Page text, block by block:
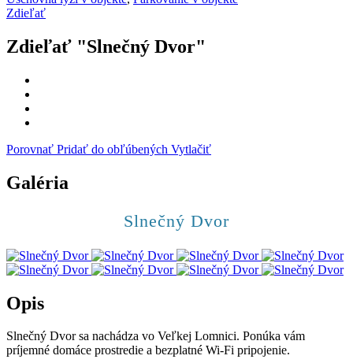
Zdieľať
Zdieľať "Slnečný Dvor"
Porovnať Pridať do obľúbených Vytlačiť
Galéria
Slnečný Dvor
Opis
Slnečný Dvor sa nachádza vo Veľkej Lomnici. Ponúka vám
príjemné domáce prostredie a bezplatné Wi-Fi pripojenie.